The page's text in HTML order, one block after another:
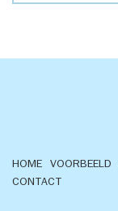
HOME VOORBEELD
CONTACT